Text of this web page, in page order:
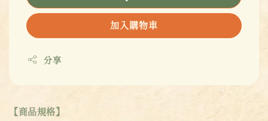
加入購物車
分享
【商品規格】